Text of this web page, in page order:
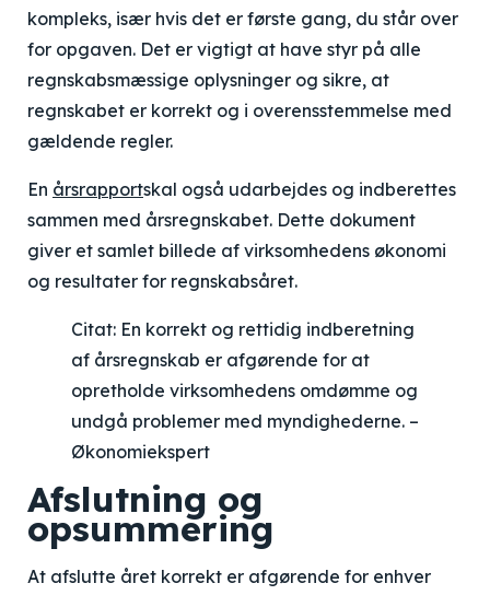
kompleks, især hvis det er første gang, du står over
for opgaven. Det er vigtigt at have styr på alle
regnskabsmæssige oplysninger og sikre, at
regnskabet er korrekt og i overensstemmelse med
gældende regler.
En årsrapportskal også udarbejdes og indberettes
sammen med årsregnskabet. Dette dokument
giver et samlet billede af virksomhedens økonomi
og resultater for regnskabsåret.
Citat: En korrekt og rettidig indberetning
af årsregnskab er afgørende for at
opretholde virksomhedens omdømme og
undgå problemer med myndighederne. –
Økonomiekspert
Afslutning og
opsummering
At afslutte året korrekt er afgørende for enhver